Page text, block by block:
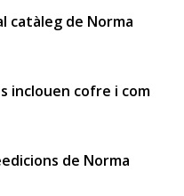
catàleg de Norma
inclouen cofre i com
de Norma